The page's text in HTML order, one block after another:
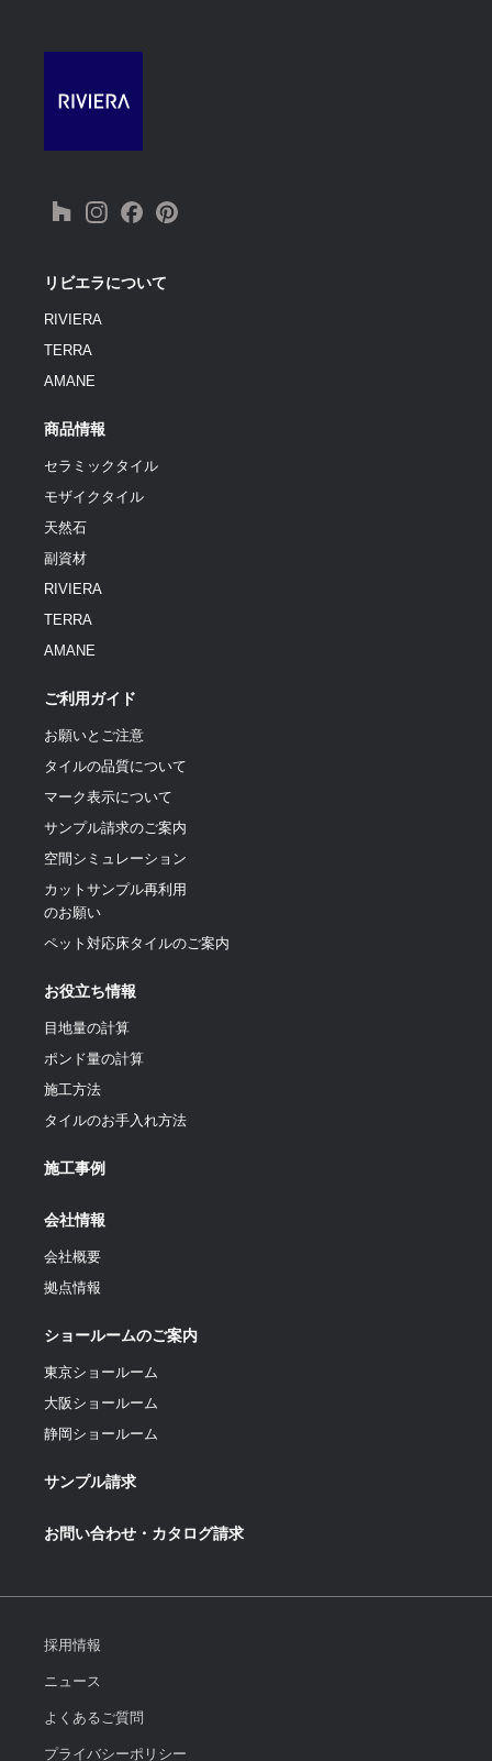
リビエラについて
RIVIERA
TERRA
AMANE
商品情報
セラミックタイル
モザイクタイル
天然石
副資材
RIVIERA
TERRA
AMANE
ご利用ガイド
お願いとご注意
タイルの品質について
マーク表示について
サンプル請求のご案内
空間シミュレーション
カットサンプル再利用
のお願い
ペット対応床タイルのご案内
お役立ち情報
目地量の計算
ポンド量の計算
施工方法
タイルのお手入れ方法
施工事例
会社情報
会社概要
拠点情報
ショールームのご案内
東京ショールーム
大阪ショールーム
静岡ショールーム
サンプル請求
お問い合わせ・カタログ請求
採用情報
ニュース
よくあるご質問
プライバシーポリシー